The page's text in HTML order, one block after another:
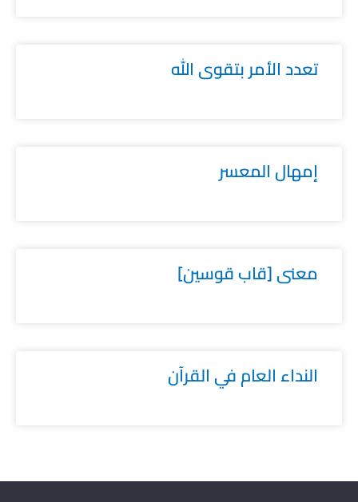
تعدد الأمر بتقوى الله
إمهال المعسر
معنى [قاب قوسين]
النداء العام في القرآن